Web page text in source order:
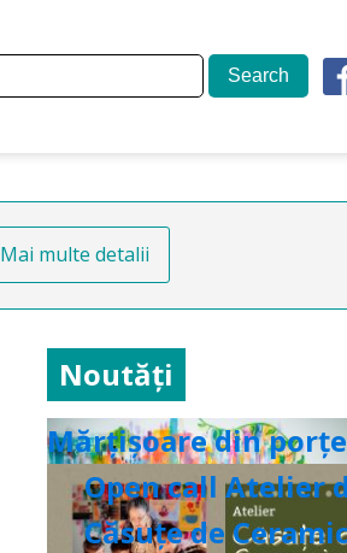
Mai multe detalii
Noutăți
Mărțișoare din
Open call Atelier
Căsuțe de